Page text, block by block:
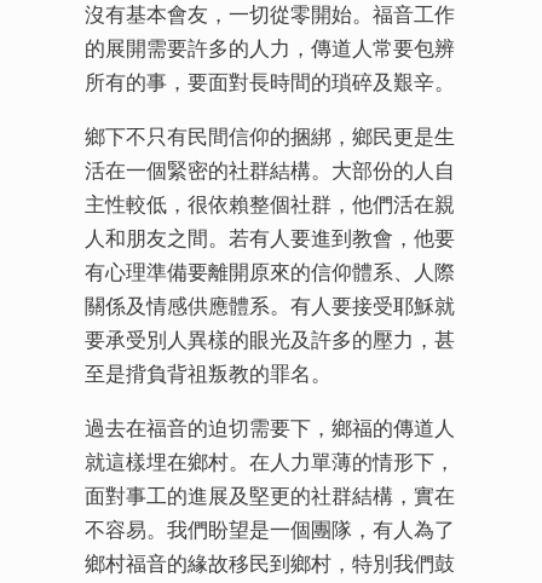
沒有基本會友，一切從零開始。福音工作
的展開需要許多的人力，傳道人常要包辨
所有的事，要面對長時間的瑣碎及艱辛。
鄉下不只有民間信仰的捆綁，鄉民更是生
活在一個緊密的社群結構。大部份的人自
主性較低，很依賴整個社群，他們活在親
人和朋友之間。若有人要進到教會，他要
有心理準備要離開原來的信仰體系、人際
關係及情感供應體系。有人要接受耶穌就
要承受別人異樣的眼光及許多的壓力，甚
至是揹負背祖叛教的罪名。
過去在福音的迫切需要下，鄉福的傳道人
就這樣埋在鄉村。在人力單薄的情形下，
面對事工的進展及堅更的社群結構，實在
不容易。我們盼望是一個團隊，有人為了
鄉村福音的緣故移民到鄉村，特別我們鼓